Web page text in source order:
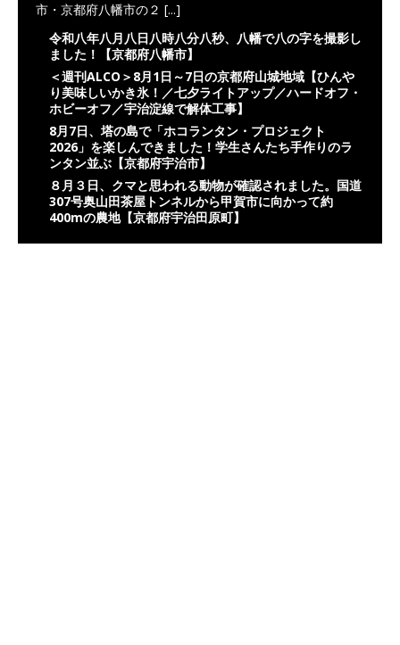
市・京都府八幡市の２ [...]
令和八年八月八日八時八分八秒、八幡で八の字を撮影し
ました！【京都府八幡市】
＜週刊ALCO＞8月1日～7日の京都府山城地域【ひんや
り美味しいかき氷！／七夕ライトアップ／ハードオフ・
ホビーオフ／宇治淀線で解体工事】
8月7日、塔の島で「ホコランタン・プロジェクト
2026」を楽しんできました！学生さんたち手作りのラ
ンタン並ぶ【京都府宇治市】
８月３日、クマと思われる動物が確認されました。国道
307号奥山田茶屋トンネルから甲賀市に向かって約
400mの農地【京都府宇治田原町】